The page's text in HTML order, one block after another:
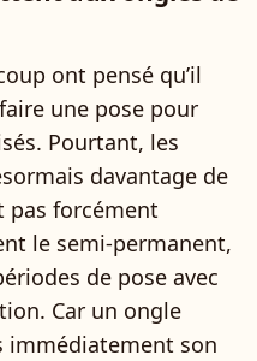
ont pensé qu’il
une pose pour
Pourtant, les
davantage de
pas forcément
le semi-permanent,
de pose avec
Car un ongle
immédiatement son